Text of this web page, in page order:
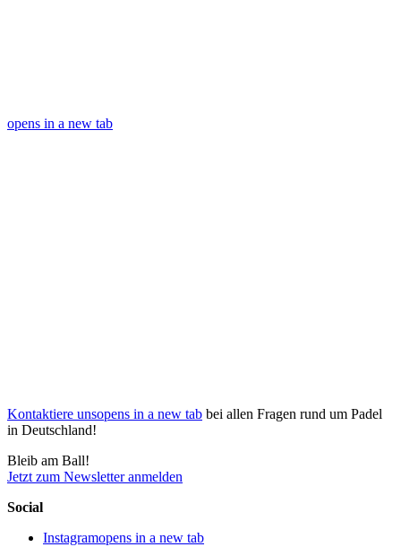
opens in a new tab
Kontaktiere unsopens in a new tab bei allen Fragen rund um Padel
in Deutschland!
Bleib am Ball!
Jetzt zum Newsletter anmelden
Social
Instagramopens in a new tab